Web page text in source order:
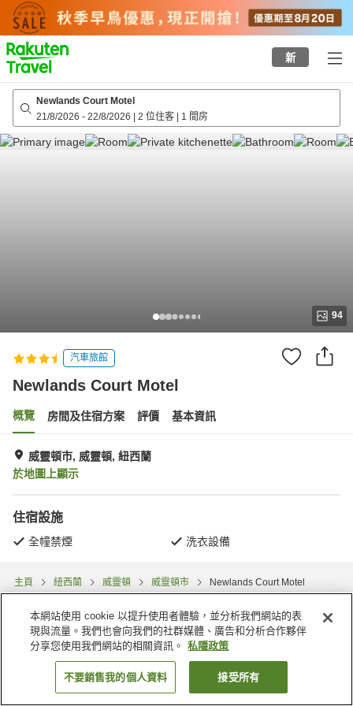
to
top
page
新
Newlands Court Motel
21/8/2026 - 22/8/2026 | 2 位住客 | 1 間房
94
汽車旅館
Newlands Court Motel
概覽 房間及住宿方案 評價 基本資訊
威靈頓市, 威靈頓, 紐西蘭
於地圖上顯示
住宿設施
全幢禁煙 洗衣設備
主頁 紐西蘭 威靈頓 威靈頓市 Newlands Court Motel
找客房
本網站使用 cookie 以提升使用者體驗，並分析我們網站的表
現與流量。我們也會向我們的社群媒體、廣告和分析合作夥伴
分享您使用我們網站的相關資訊。
私隱政策
不要銷售我的個人資料 接受所有